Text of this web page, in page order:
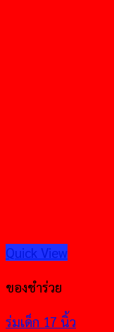
Quick View
ของชำร่วย
ร่มเด็ก 17 นิ้ว